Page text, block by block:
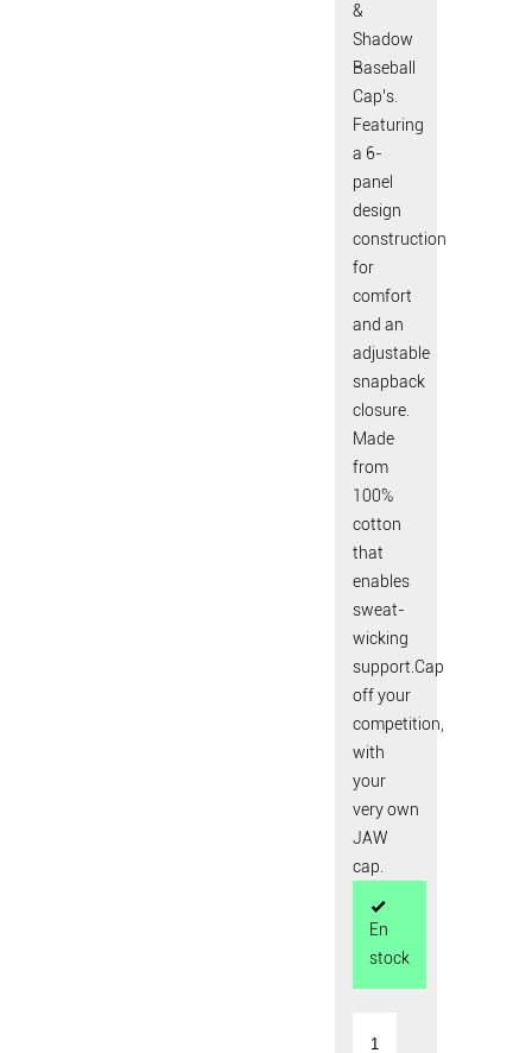
&
Shadow
Baseball
Cap’s.
Featuring
a 6-
panel
design
construction
for
comfort
and an
adjustable
snapback
closure.
Made
from
100%
cotton
that
enables
sweat-
wicking
support.Cap
off your
competition,
with
your
very own
JAW
cap.
En
stock